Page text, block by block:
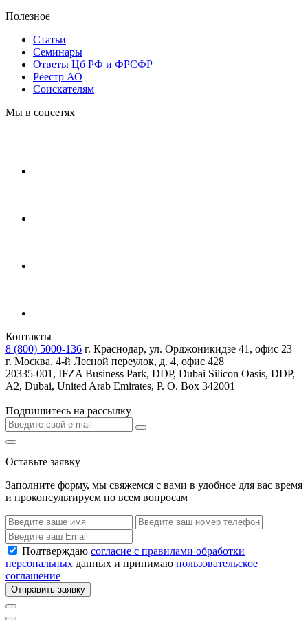
Полезное
Статьи
Cеминары
Ответы Цб РФ и ФРСФР
Реестр АО
Соискателям
Мы в соцсетях
Контакты
8 (800) 5000-136 г. Краснодар, ул. Орджоникидзе 41, офис 23
г. Москва, 4-й Лесной переулок, д. 4, офис 428
20335-001, IFZA Business Park, DDP, Dubai Silicon Oasis, DDP,
A2, Dubai, United Arab Emirates, P. O. Box 342001
Подпишитесь на рассылку
Оставьте заявку
Заполните форму, мы свяжемся с вами в удобное для вас время
и проконсультируем по всем вопросам
Подтверждаю согласие с правилами обработки
персональных данных и принимаю пользовательское
соглашение
Отправить заявку